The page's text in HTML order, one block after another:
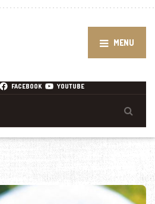
MENU
FACEBOOK YOUTUBE